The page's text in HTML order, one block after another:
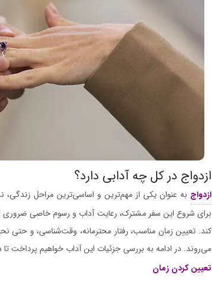
ازدواج در کل چه آدابی دارد؟
ازدواج به عنوان یکی از مهم‌ترین و اساسی‌ترین مراحل زندگی،
برای شروع این سفر مشترک، رعایت آداب و رسوم خاصی ضروری
کند. تعیین زمان مناسب، رفتار محترمانه، وقت‌شناسی، و
می‌روند. در ادامه به بررسی جزئیات این آداب خواهیم پرداخت
تعیین کردن زمان